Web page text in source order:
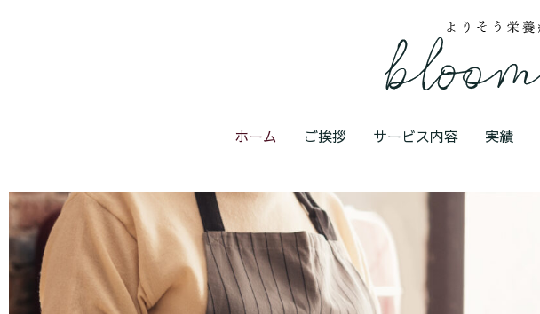
ホーム ご挨拶 サービス内容 実績